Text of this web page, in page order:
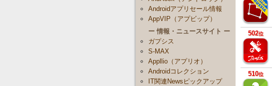
Androidアプリセール情報
AppVIP（アプビップ）
ー 情報・ニュースサイト ー
ガプシス
S-MAX
Appllio（アプリオ）
Androidコレクション
IT関連Newsピックアップ
502位
510位